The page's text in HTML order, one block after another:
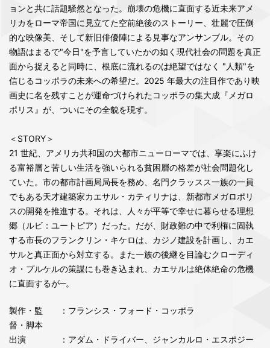
ョンと共に話題騒然となった。崩壊の危機に直面する近未来アメ
リカをローマ帝国に見立てた空前絶後のストーリー、壮麗で圧倒
的な映像美、そして新旧俳優陣による見事なアンサンブル。その
物語はまるで"今日"を予言していたかの如く現代社会の問題を真正
面から捉えると同時に、根底に流れるのは絶望ではなく "人類"を
信じるコッポラの未来への希望だ。2025 年最大の注目作であり映
画史に名を残すことが運命づけられたコッポラの集大成『メガロ
ポリス』が、ついにその全貌を現す。
＜STORY＞
21 世紀、アメリカ共和国の大都市ニューローマでは、享楽にふけ
る富裕層と苦しい生活を強いられる貧困層の格差が社会問題化し
ていた。市の都市計画局局長を務め、名門クラッスス一族の一員
でもある天才建築家カエサル・カティリナは、新都市メガロポリ
スの開発を推進する。それは、人々が平等で幸せに暮らせる理想
郷（ルビ：ユートピア）だった。だが、財政難の中で利権に固執
する市長のフランクリン・キケロは、カジノ建設を計画し、カエ
サルと真正面から対立する。また一族の後継を目論むクローディ
オ・プルケルの策謀にも巻き込まれ、カエサルは絶体絶命の危機
に直面するが─。
製作・監
督・脚本
：フランシス・フォード・コッポラ
出演
：アダム・ドライバー、ジャンカルロ・エスポジー